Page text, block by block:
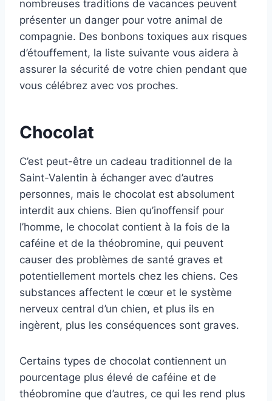
nombreuses traditions de vacances peuvent
présenter un danger pour votre animal de
compagnie. Des bonbons toxiques aux risques
d’étouffement, la liste suivante vous aidera à
assurer la sécurité de votre chien pendant que
vous célébrez avec vos proches.
Chocolat
C’est peut-être un cadeau traditionnel de la
Saint-Valentin à échanger avec d’autres
personnes, mais le chocolat est absolument
interdit aux chiens. Bien qu’inoffensif pour
l’homme, le chocolat contient à la fois de la
caféine et de la théobromine, qui peuvent
causer des problèmes de santé graves et
potentiellement mortels chez les chiens. Ces
substances affectent le cœur et le système
nerveux central d’un chien, et plus ils en
ingèrent, plus les conséquences sont graves.
Certains types de chocolat contiennent un
pourcentage plus élevé de caféine et de
théobromine que d’autres, ce qui les rend plus